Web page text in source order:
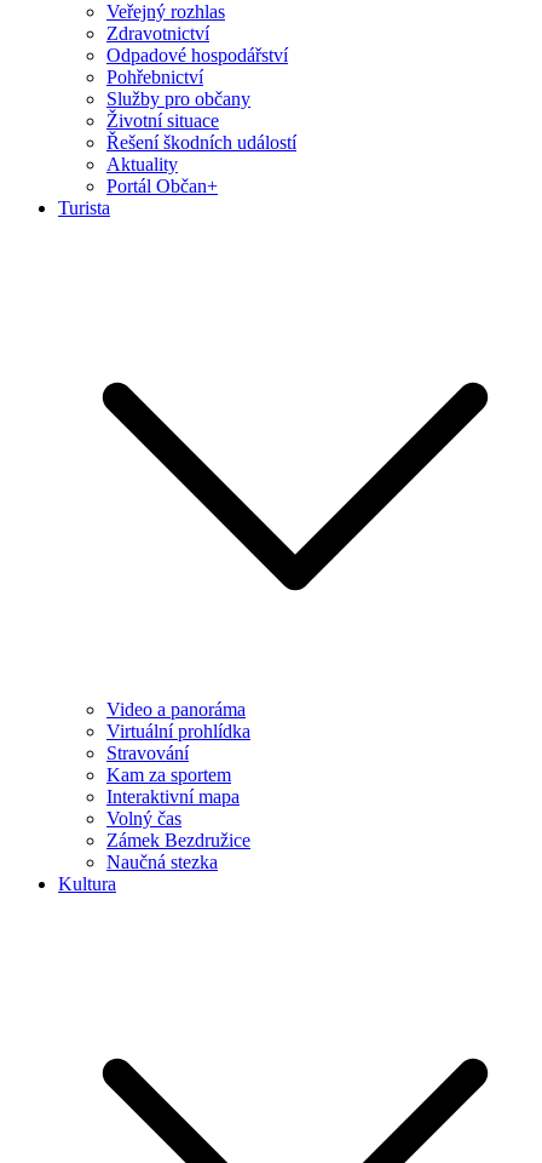
Veřejný rozhlas
Zdravotnictví
Odpadové hospodářství
Pohřebnictví
Služby pro občany
Životní situace
Řešení škodních událostí
Aktuality
Portál Občan+
Turista
Video a panoráma
Virtuální prohlídka
Stravování
Kam za sportem
Interaktivní mapa
Volný čas
Zámek Bezdružice
Naučná stezka
Kultura